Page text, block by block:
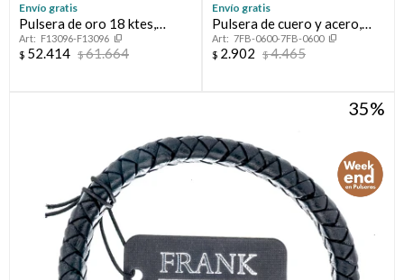
Envío gratis
Pulsera de oro 18 ktes,
MARINERO.
F13096-F13096
$ 52.414 $61.664
Envío gratis
Pulsera de cuero y acero,
FRANK7FB-0600-7FB-0600
$ 2.902 $4.465
35